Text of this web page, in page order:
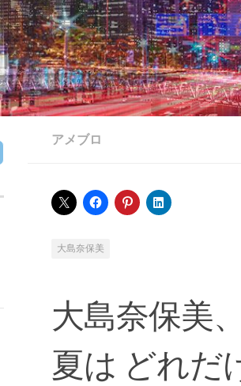
アメブロ
大島奈保美
大島奈保美
夏は どれだ